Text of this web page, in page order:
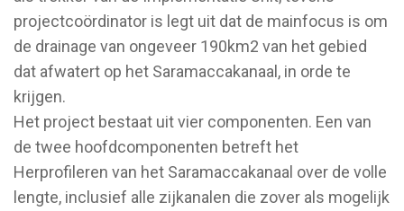
projectcoördinator is legt uit dat de mainfocus is om
de drainage van ongeveer 190km2 van het gebied
dat afwatert op het Saramaccakanaal, in orde te
krijgen.
Het project bestaat uit vier componenten. Een van
de twee hoofdcomponenten betreft het
Herprofileren van het Saramaccakanaal over de volle
lengte, inclusief alle zijkanalen die zover als mogelijk